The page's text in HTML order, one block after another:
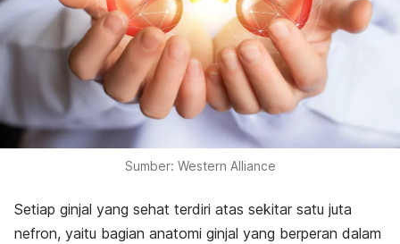
Sumber: Western Alliance
Setiap ginjal yang sehat terdiri atas sekitar satu juta
nefron, yaitu bagian anatomi ginjal yang berperan dalam